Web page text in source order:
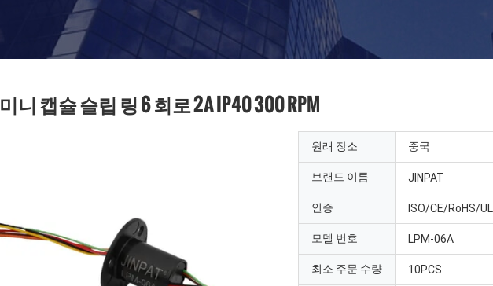
미니 캡슐 슬립 링 6 회로 2A IP40 300 RPM
원래 장소 중국
브랜드 이름 JINPAT
인증 ISO/CE/RoHS/UL
모델 번호 LPM-06A
최소 주문 수량 10PCS